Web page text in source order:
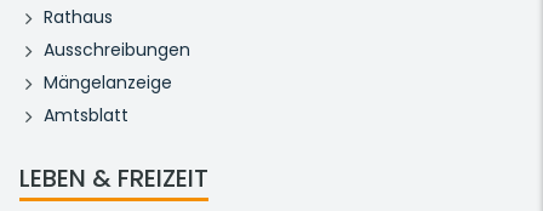
Rathaus
Ausschreibungen
Mängelanzeige
Amtsblatt
LEBEN & FREIZEIT